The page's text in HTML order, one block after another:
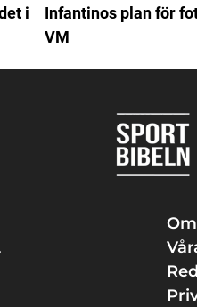
i
Infantinos plan för
VM